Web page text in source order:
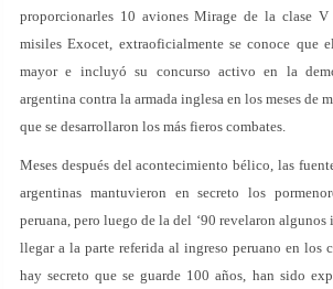
proporcionarles 10 aviones Mirage de la clase V
misiles Exocet, extraoficialmente se conoce que
mayor e incluyó su concurso activo en la
argentina contra la armada inglesa en los meses de
que se desarrollaron los más fieros combates.
Meses después del acontecimiento bélico, las
argentinas mantuvieron en secreto los
peruana, pero luego de la del ‘90 revelaron algunos
llegar a la parte referida al ingreso peruano en los
hay secreto que se guarde 100 años, han sido